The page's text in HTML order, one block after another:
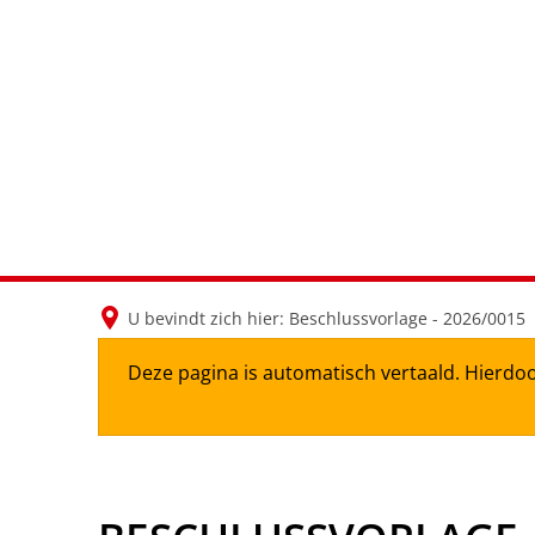
U bevindt zich hier: Beschlussvorlage - 2026/0015
Deze pagina is automatisch vertaald.